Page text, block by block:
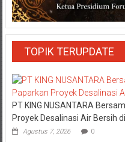
TOPIK TERUPDATE
PT KING NUSANTARA
Proyek Desalinasi Air Bersih
Agustus 7, 2026 0